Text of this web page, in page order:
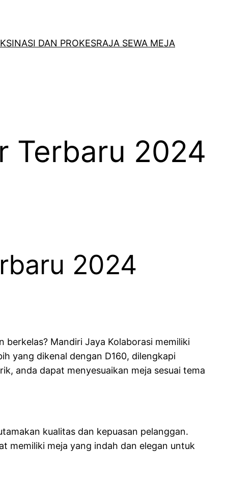
DAN PROKESRAJA SEWA MEJA
Terbaru 2024
2024
Mandiri Jaya Kolaborasi memiliki
yang dikenal dengan D160, dilengkapi
anda dapat menyesuaikan meja sesuai tema
kualitas dan kepuasan pelanggan.
memiliki meja yang indah dan elegan untuk